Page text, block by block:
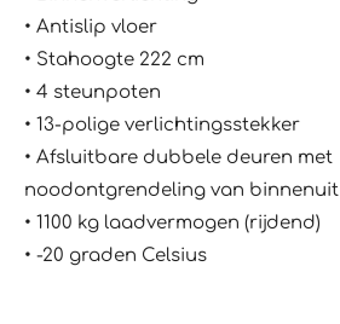
•⁠ ⁠Antislip vloer
•⁠ ⁠Stahoogte 222 cm
•⁠ ⁠4 steunpoten
•⁠ ⁠13-polige verlichtingsstekker
•⁠ ⁠Afsluitbare dubbele deuren met
noodontgrendeling van binnenuit
•⁠ ⁠1100 kg laadvermogen (rijdend)
•⁠ ⁠-20 graden Celsius